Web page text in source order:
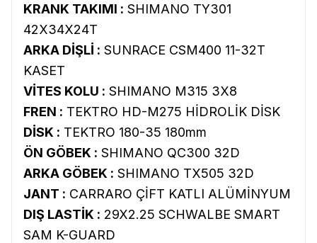
KRANK TAKIMI : SHIMANO TY301
42X34X24T
ARKA DİŞLİ : SUNRACE CSM400 11-32T
KASET
VİTES KOLU : SHIMANO M315 3X8
FREN : TEKTRO HD-M275 HİDROLİK DİSK
DİSK : TEKTRO 180-35 180mm
ÖN GÖBEK : SHIMANO QC300 32D
ARKA GÖBEK : SHIMANO TX505 32D
JANT : CARRARO ÇİFT KATLI ALÜMİNYUM
DIŞ LASTİK : 29X2.25 SCHWALBE SMART
SAM K-GUARD